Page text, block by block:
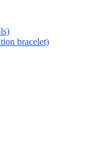
bracelet)